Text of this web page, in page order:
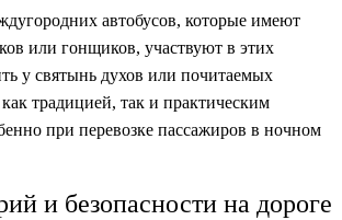
автобусов, которые имеют
или гонщиков, участвуют в этих
у святынь духов или почитаемых
традицией, так и практическим
при перевозке пассажиров в ночном
и безопасности на дороге